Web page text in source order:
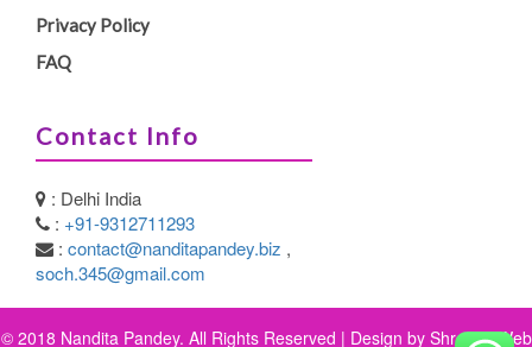
Privacy Policy
FAQ
Contact Info
: Delhi India
: +91-9312711293
: contact@nanditapandey.biz ,
soch.345@gmail.com
© 2018 Nandita Pandey. All Rights Reserved | Design by Shreeya Web